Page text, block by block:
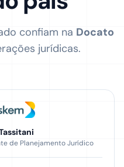
confiam na Docato
jurídicas.
de Planejamento Jurídico